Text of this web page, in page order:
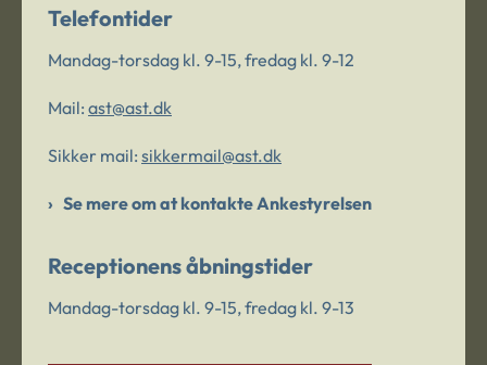
Telefontider
Mandag-torsdag kl. 9-15, fredag kl. 9-12
Mail: ast@ast.dk
Sikker mail: sikkermail@ast.dk
Se mere om at kontakte Ankestyrelsen
Receptionens åbningstider
Mandag-torsdag kl. 9-15, fredag kl. 9-13